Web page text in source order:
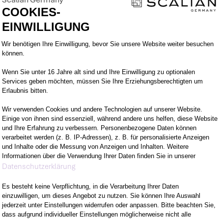
andere zu inspirieren und zu motivieren.
VORHABEN
KANNST
WOMIT DU
WER WIR SIND
COOKIES-
EINWILLIGUNG
Einwilligungsmanagementplattform:
Wir benötigen Ihre Einwilligung, bevor Sie unsere Website weiter besuchen
können.
Wenn Sie unter 16 Jahre alt sind und Ihre Einwilligung zu optionalen
Services geben möchten, müssen Sie Ihre Erziehungsberechtigten um
Erlaubnis bitten.
Wir verwenden Cookies und andere Technologien auf unserer Website.
Einige von ihnen sind essenziell, während andere uns helfen, diese Website
und Ihre Erfahrung zu verbessern. Personenbezogene Daten können
verarbeitet werden (z. B. IP-Adressen), z. B. für personalisierte Anzeigen
und Inhalte oder die Messung von Anzeigen und Inhalten. Weitere
Informationen über die Verwendung Ihrer Daten finden Sie in unserer
Datenschutzerklärung
Es besteht keine Verpflichtung, in die Verarbeitung Ihrer Daten
einzuwilligen, um dieses Angebot zu nutzen. Sie können Ihre Auswahl
jederzeit unter Einstellungen widerrufen oder anpassen. Bitte beachten Sie,
dass aufgrund individueller Einstellungen möglicherweise nicht alle
Axeptio consent